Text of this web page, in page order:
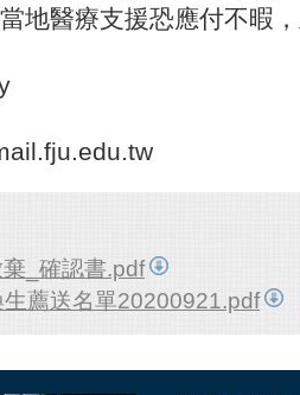
地醫療支援恐應付不暇
_確認書.pdf
薦送名單20200921.pdf